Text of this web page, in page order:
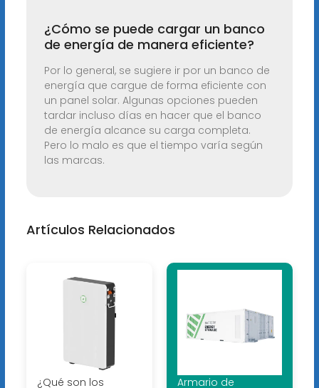
¿Cómo se puede cargar un banco
de energía de manera eficiente?
Por lo general, se sugiere ir por un banco de
energía que cargue de forma eficiente con
un panel solar. Algunas opciones pueden
tardar incluso días en hacer que el banco
de energía alcance su carga completa.
Pero lo malo es que el tiempo varía según
las marcas.
Artículos Relacionados
¿Qué son los Armario de